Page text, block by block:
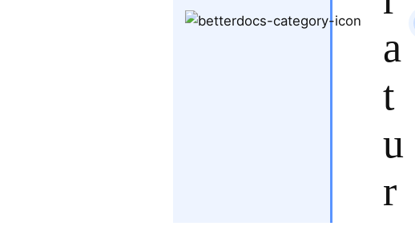
a
t
u
r